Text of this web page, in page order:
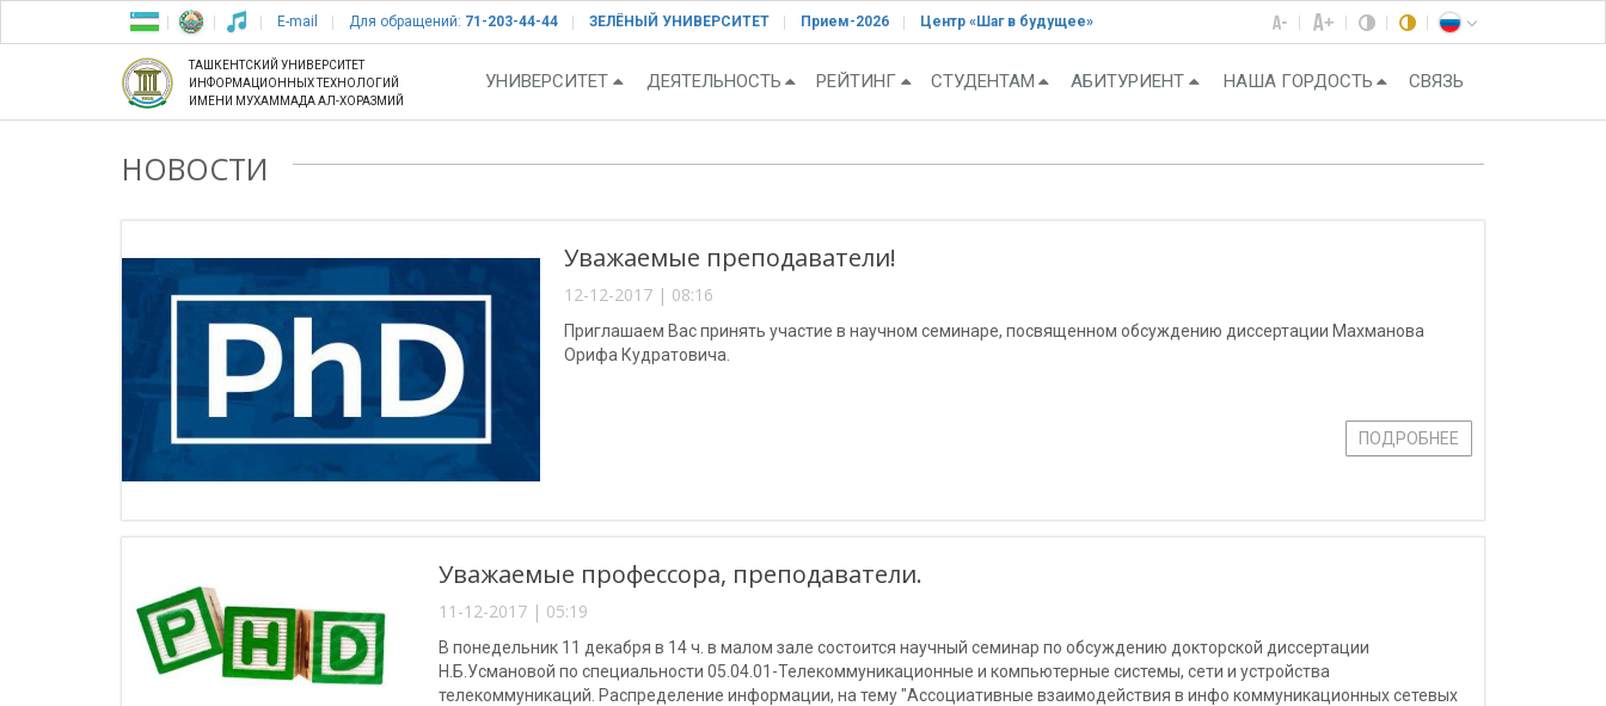
E-mail Для обращений: 71-203-44-44 ЗЕЛЁНЫЙ УНИВЕРСИТЕТ Прием-2026 Центр «Шаг в будущее»
ТАШКЕНТСКИЙ УНИВЕРСИТЕТ
ИНФОРМАЦИОННЫХ ТЕХНОЛОГИЙ
ИМЕНИ МУХАММАДА АЛ-ХОРАЗМИЙ
УНИВЕРСИТЕТ ДЕЯТЕЛЬНОСТЬ РЕЙТИНГ СТУДЕНТАМ АБИТУРИЕНТ НАША ГОРДОСТЬ СВЯЗЬ
НОВОСТИ
Уважаемые преподаватели!
12-12-2017 | 08:16
Приглашаем Вас принять участие в научном семинаре, посвященном обсуждению диссертации Махманова
Орифа Кудратовича.
ПОДРОБНЕЕ
Уважаемые профессора, преподаватели.
11-12-2017 | 05:19
В понедельник 11 декабря в 14 ч. в малом зале состоится научный семинар по обсуждению докторской диссертации
Н.Б.Усмановой по специальности 05.04.01-Телекоммуникационные и компьютерные системы, сети и устройства
телекоммуникаций. Распределение информации, на тему "Ассоциативные взаимодействия в инфо коммуникационных сетевых